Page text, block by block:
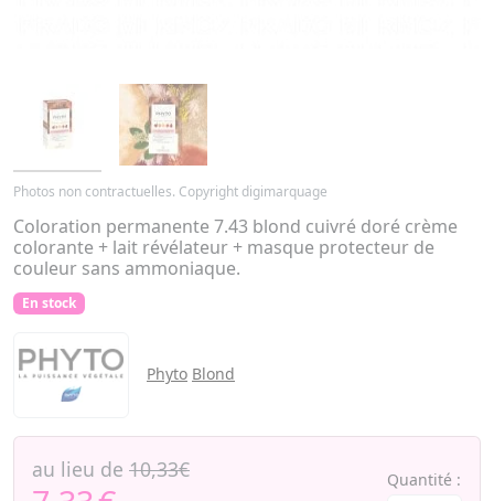
Photos non contractuelles. Copyright digimarquage
Coloration permanente 7.43 blond cuivré doré crème
colorante + lait révélateur + masque protecteur de
couleur sans ammoniaque.
En stock
Phyto Blond
au lieu de 10,33€ Quantité :